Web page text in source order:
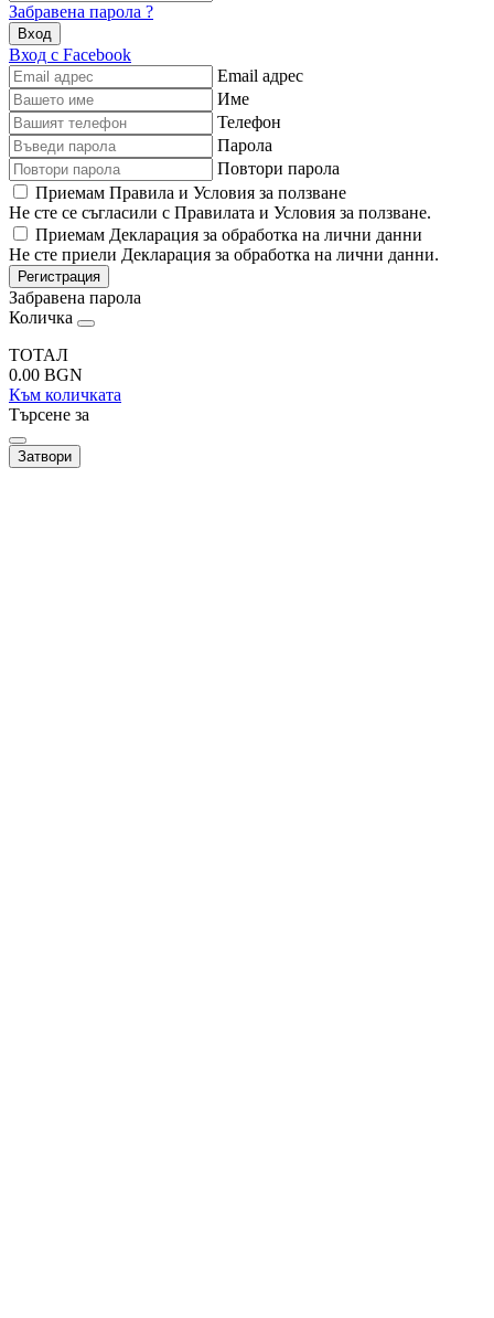
Забравена парола ?
Вход
Вход с Facebook
Email адрес
Име
Телефон
Парола
Повтори парола
Приемам Правила и Условия за ползване
Не сте се съгласили с Правилата и Условия за ползване.
Приемам Декларация за обработка на лични данни
Не сте приели Декларация за обработка на лични данни.
Регистрация
Забравена парола
Количка
ТОТАЛ
0.00 BGN
Към количката
Търсене за
Затвори